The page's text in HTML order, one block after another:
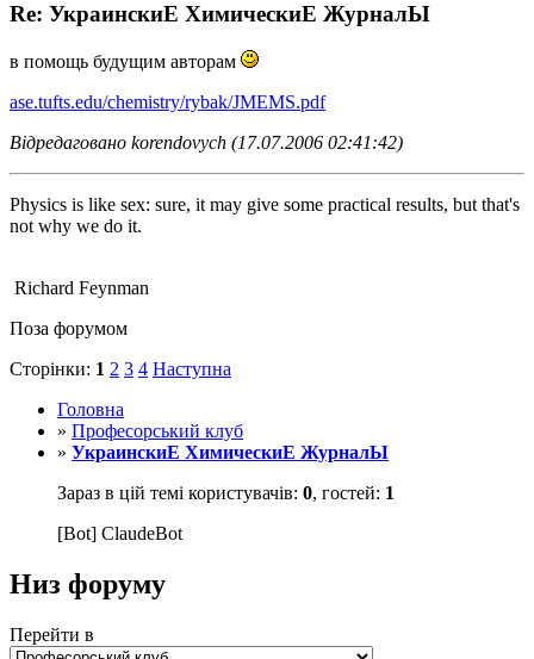
Re: УкраинскиЕ ХимическиЕ ЖурналЫ
в помощь будущим авторам
ase.tufts.edu/chemistry/rybak/JMEMS.pdf
Відредаговано korendovych (17.07.2006 02:41:42)
Physics is like sex: sure, it may give some practical results, but that's
not why we do it.
Richard Feynman
Поза форумом
Сторінки: 1 2 3 4 Наступна
Головна
» Професорський клуб
» УкраинскиЕ ХимическиЕ ЖурналЫ
Зараз в цій темі користувачів: 0, гостей: 1
[Bot] ClaudeBot
Низ форуму
Перейти в